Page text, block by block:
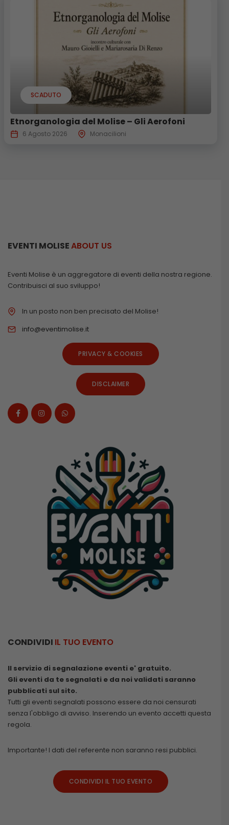
SCADUTO
Etnorganologia del Molise – Gli Aerofoni
6 Agosto 2026 Monacilioni
EVENTI MOLISEABOUT US
Eventi Molise è un aggregatore di eventi della nostra regione.
Contribuisci al suo sviluppo!
In un posto non ben precisato del Molise!
info@eventimolise.it
PRIVACY & COOKIES
DISCLAIMER
CONDIVIDI IL TUO EVENTO
Il servizio di segnalazione eventi e' gratuito.
Gli eventi da te segnalati e da noi validati saranno
pubblicati sul sito.
Tutti gli eventi segnalati possono essere da noi censurati
senza l'obbligo di avviso. Inserendo un evento accetti questa
regola.
Importante! I dati del referente non saranno resi pubblici.
CONDIVIDI IL TUO EVENTO